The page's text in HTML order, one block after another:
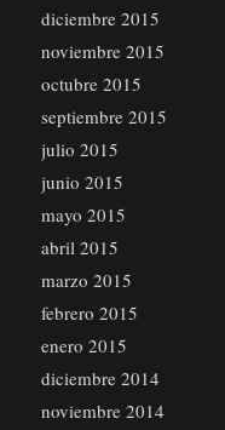
diciembre 2015
noviembre 2015
octubre 2015
septiembre 2015
julio 2015
junio 2015
mayo 2015
abril 2015
marzo 2015
febrero 2015
enero 2015
diciembre 2014
noviembre 2014